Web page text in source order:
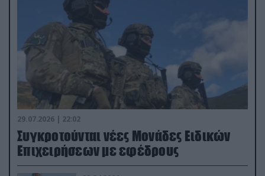
29.07.2026 | 22:02
Συγκροτούνται νέες Μονάδες Ειδικών
Επιχειρήσεων με εφέδρους